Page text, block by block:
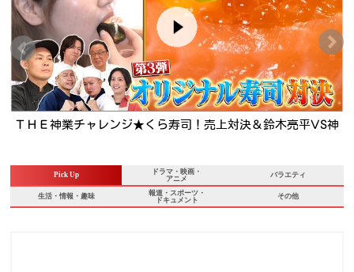
ＴＨＥ神業チャレンジ★くら寿司！売上対決＆鈴木亮平VS神
Pick Up
ドラマ・映画・
アニメ
バラエティ
生活・情報・趣味
報道・スポーツ・
ドキュメント
その他